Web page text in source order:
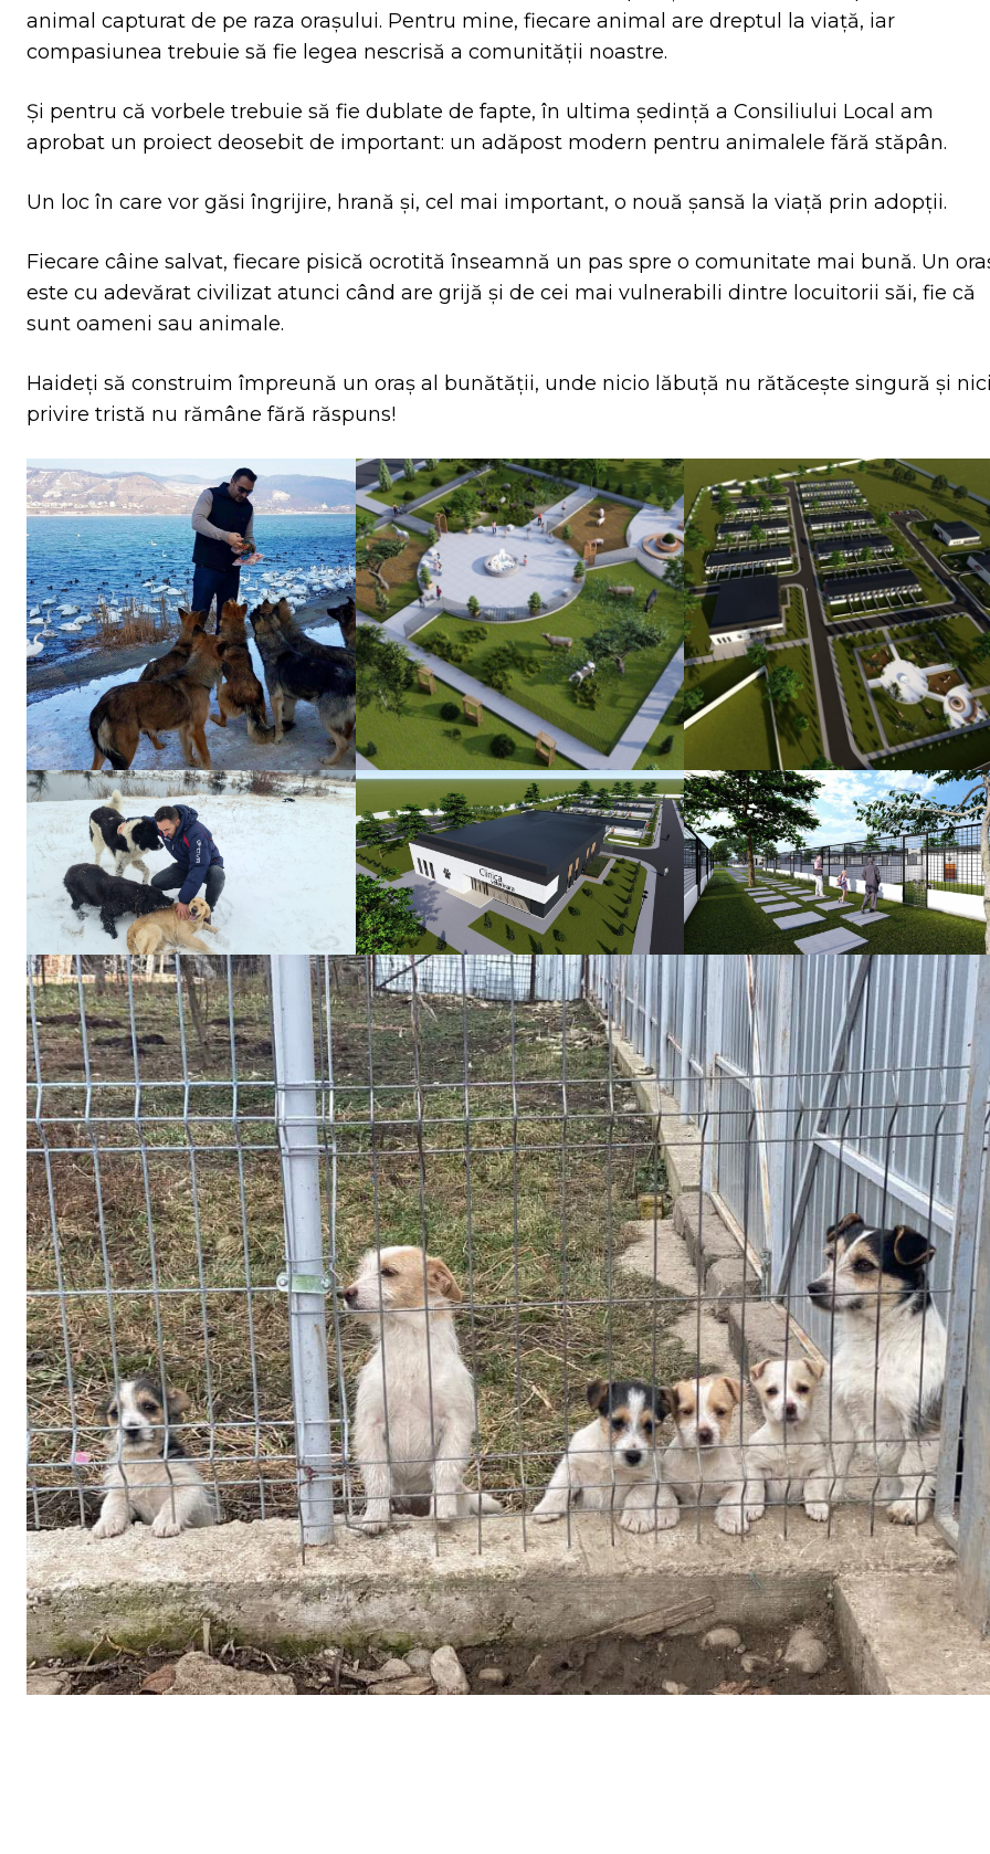
animal capturat de pe raza orașului. Pentru mine, fiecare animal are dreptul la viață, iar
compasiunea trebuie să fie legea nescrisă a comunității noastre.
Și pentru că vorbele trebuie să fie dublate de fapte, în ultima ședință a Consiliului Local am
aprobat un proiect deosebit de important: un adăpost modern pentru animalele fără stăpân.
Un loc în care vor găsi îngrijire, hrană și, cel mai important, o nouă șansă la viață prin adopții.
Fiecare câine salvat, fiecare pisică ocrotită înseamnă un pas spre o comunitate mai bună. Un
este cu adevărat civilizat atunci când are grijă și de cei mai vulnerabili dintre locuitorii săi, fie că
sunt oameni sau animale.
Haideți să construim împreună un oraș al bunătății, unde nicio lăbuță nu rătăcește singură și
privire tristă nu rămâne fără răspuns!